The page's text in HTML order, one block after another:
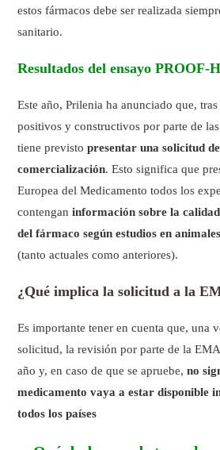
estos fármacos debe ser realizada
sanitario.
Resultados del ensayo PROOF-
Este año, Prilenia ha anunciado que,
positivos y constructivos por parte de
tiene previsto presentar una solicitud
comercialización. Esto significa que
Europea del Medicamento todos los
contenganinformación sobre la
del fármaco según estudios en
(tanto actuales como anteriores).
¿Qué implica la solicitud a la
Es importante tener en cuenta que, una
solicitud, la revisión por parte de la
año y, en caso de que se apruebe,no
medicamento vaya a estar disponible
todos los países